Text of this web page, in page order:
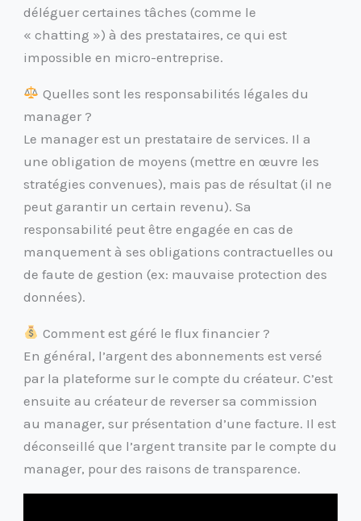
déléguer certaines tâches (comme le
« chatting ») à des prestataires, ce qui est
impossible en micro-entreprise.
Quelles sont les responsabilités légales du
manager ?
Le manager est un prestataire de services. Il a
une obligation de moyens (mettre en œuvre les
stratégies convenues), mais pas de résultat (il ne
peut garantir un certain revenu). Sa
responsabilité peut être engagée en cas de
manquement à ses obligations contractuelles ou
de faute de gestion (ex: mauvaise protection des
données).
Comment est géré le flux financier ?
En général, l’argent des abonnements est versé
par la plateforme sur le compte du créateur. C’est
ensuite au créateur de reverser sa commission
au manager, sur présentation d’une facture. Il est
déconseillé que l’argent transite par le compte du
manager, pour des raisons de transparence.